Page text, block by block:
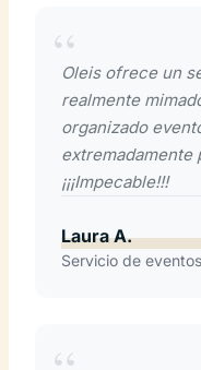
Oleis ofrece un
realmente
organizado
extremadamente
¡¡¡Impecable!!!
Laura A.
Servicio de